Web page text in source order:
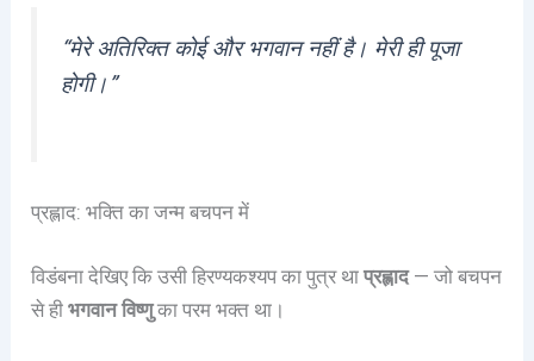
“मेरे अतिरिक्त कोई और भगवान नहीं है। मेरी ही पूजा
होगी।”
प्रह्लाद: भक्ति का जन्म बचपन में
विडंबना देखिए कि उसी हिरण्यकश्यप का पुत्र थाप्रह्लाद— जो बचपन
से हीभगवान विष्णुका परम भक्त था।